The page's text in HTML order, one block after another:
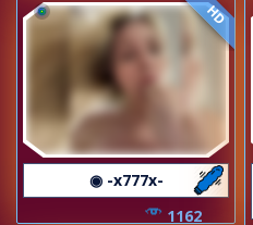
HD
◉ -x777x-
1162